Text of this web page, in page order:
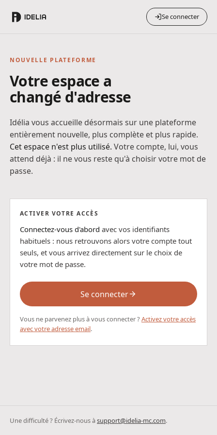
Se connecter
NOUVELLE PLATEFORME
Votre espace a
changé d'adresse
Idélia vous accueille désormais sur une plateforme
entièrement nouvelle, plus complète et plus rapide.
Cet espace n'est plus utilisé. Votre compte, lui, vous
attend déjà : il ne vous reste qu'à choisir votre mot de
passe.
ACTIVER VOTRE ACCÈS
Connectez-vous d'abord avec vos identifiants
habituels : nous retrouvons alors votre compte tout
seuls, et vous arrivez directement sur le choix de
votre mot de passe.
Se connecter
Vous ne parvenez plus à vous connecter ?Activez votre accès
avec votre adresse email.
Une difficulté ? Écrivez-nous àsupport@idelia-mc.com.